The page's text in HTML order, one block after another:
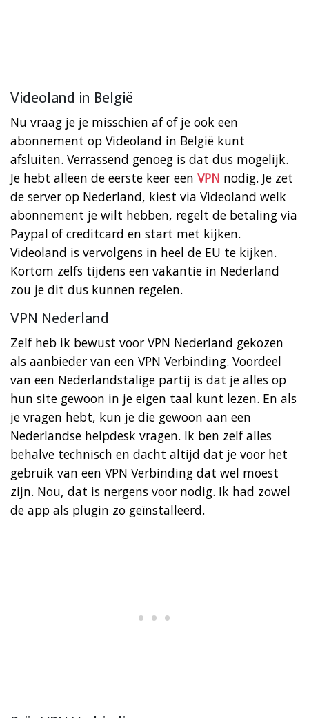
Videoland in België
Nu vraag je je misschien af of je ook een
abonnement op Videoland in België kunt
afsluiten. Verrassend genoeg is dat dus mogelijk.
Je hebt alleen de eerste keer een VPN nodig. Je zet
de server op Nederland, kiest via Videoland welk
abonnement je wilt hebben, regelt de betaling via
Paypal of creditcard en start met kijken.
Videoland is vervolgens in heel de EU te kijken.
Kortom zelfs tijdens een vakantie in Nederland
zou je dit dus kunnen regelen.
VPN Nederland
Zelf heb ik bewust voor VPN Nederland gekozen
als aanbieder van een VPN Verbinding. Voordeel
van een Nederlandstalige partij is dat je alles op
hun site gewoon in je eigen taal kunt lezen. En als
je vragen hebt, kun je die gewoon aan een
Nederlandse helpdesk vragen. Ik ben zelf alles
behalve technisch en dacht altijd dat je voor het
gebruik van een VPN Verbinding dat wel moest
zijn. Nou, dat is nergens voor nodig. Ik had zowel
de app als plugin zo geïnstalleerd.